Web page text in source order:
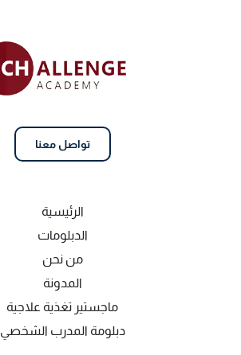
تواصل معنا
الرئيسية
الدبلومات
من نحن
المدونة
ماجستير تغذية علاجية
دبلومة المدرب الشخصي